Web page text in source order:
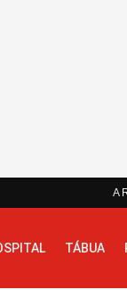
A
TÁBUA